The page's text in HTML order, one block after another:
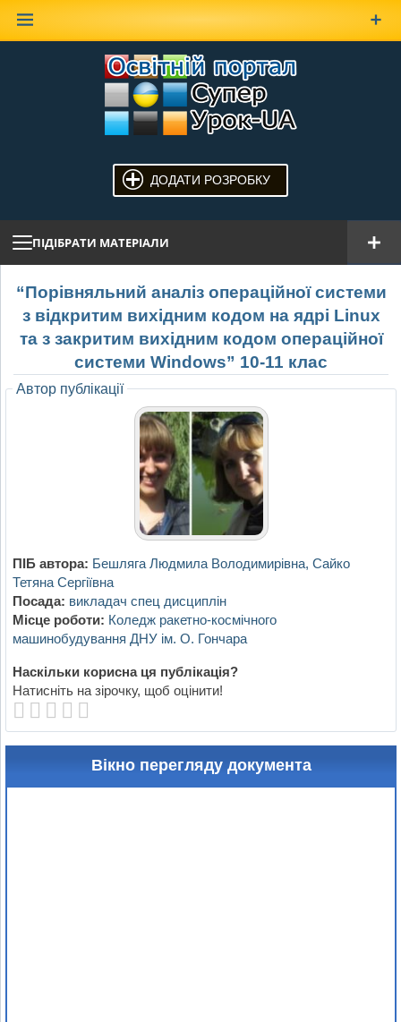
ДОДАТИ РОЗРОБКУ
ПІДІБРАТИ МАТЕРІАЛИ
“Порівняльний аналіз операційної системи
з відкритим вихідним кодом на ядрі Linux
та з закритим вихідним кодом операційної
системи Windows” 10-11 клас
Автор публікації
ПІБ автора: Бешляга Людмила Володимирівна, Сайко
Тетяна Сергіївна
Посада: викладач спец дисциплін
Місце роботи: Коледж ракетно-космічного
машинобудування ДНУ ім. О. Гончара
Наскільки корисна ця публікація?
Натисніть на зірочку, щоб оцінити!
Вікно перегляду документа